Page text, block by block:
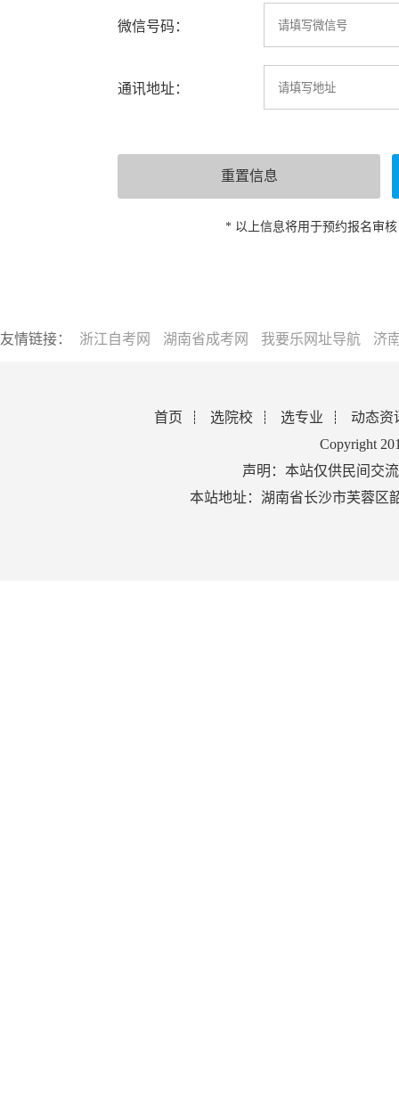
微信号码：
通讯地址：
* 以上信息将用于预约报名审
友情链接： 浙江自考网 湖南省成考网 我要乐网址导航 济
首页 选院校 选专业
动态资
Copyright
声明：本站仅供民间交
本站地址：湖南省长沙市芙蓉区